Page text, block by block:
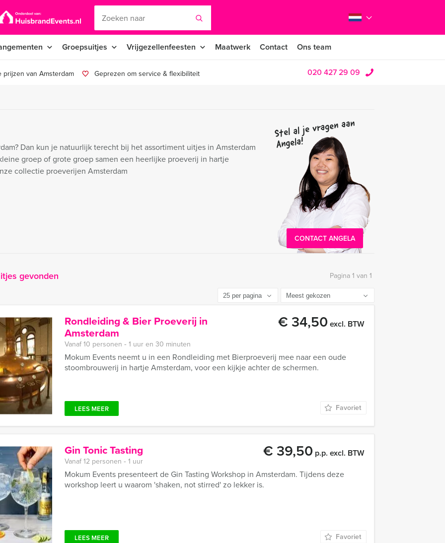
Groepsuitjes Vrijgezellenfeesten Maatwerk Contact Ons team
prijzen van Amsterdam Geprezen om service & flexibiliteit 020 427 29 09
Dan kun je natuurlijk terecht bij het assortiment uitjes in Amsterdam
groep of grote groep samen een heerlijke proeverij in hartje
collectie proeverijen Amsterdam
Stel al je vragen aan
Angela!
CONTACT ANGELA
gevonden Pagina 1 van 1
Rondleiding & Bier Proeverij in
Amsterdam
€ 34,50 excl. BTW
Vanaf 10 personen ‐ 1 uur en 30 minuten
Mokum Events neemt u in een Rondleiding met Bierproeverij mee naar een oude
stoombrouwerij in hartje Amsterdam, voor een kijkje achter de schermen.
LEES MEER Favoriet
Gin Tonic Tasting € 39,50 p.p. excl. BTW
Vanaf 12 personen ‐ 1 uur
Mokum Events presenteert de Gin Tasting Workshop in Amsterdam. Tijdens deze
workshop leert u waarom 'shaken, not stirred' zo lekker is.
LEES MEER Favoriet